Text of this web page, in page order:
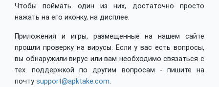
Чтобы поймать один из них, достаточно просто
нажать на его иконку, на дисплее.
Приложения и игры, размещенные на нашем сайте
прошли проверку на вирусы. Если у вас есть вопросы,
вы обнаружили вирус или вам необходимо связаться с
тех. поддержкой по другим вопросам - пишите на
почту support@apktake.com.